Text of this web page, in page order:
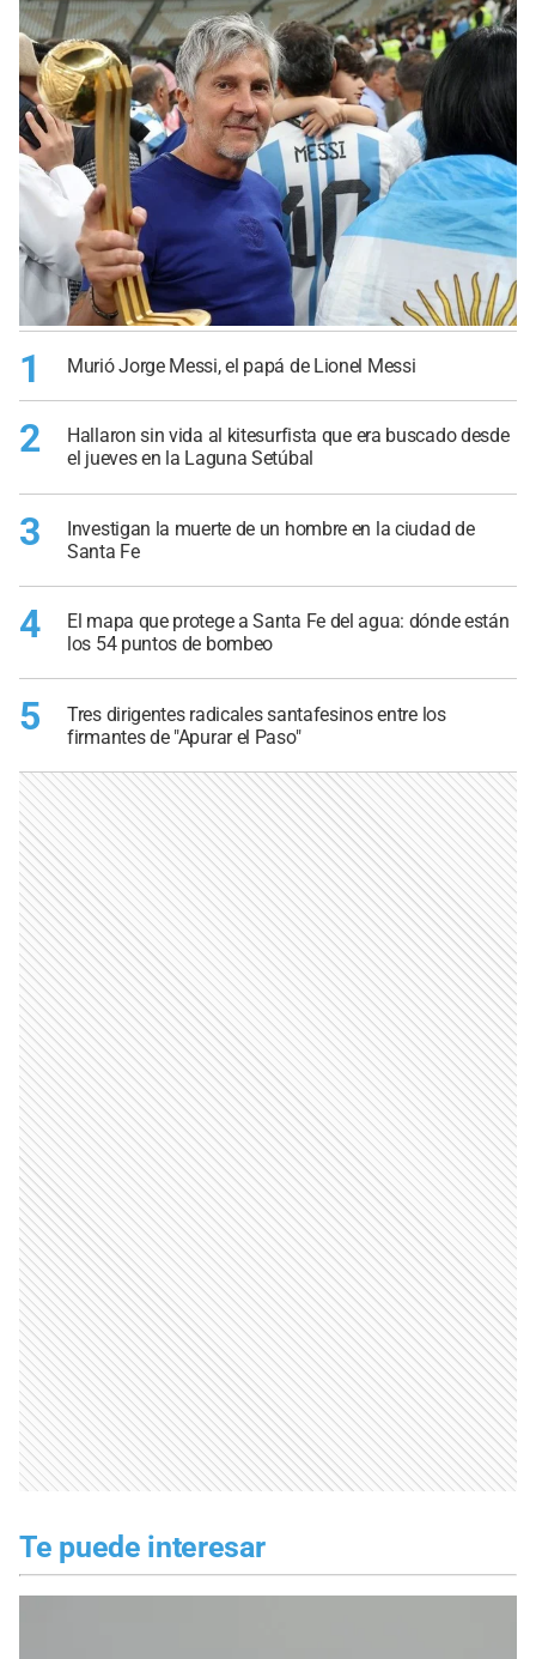
1 Murió Jorge Messi, el papá de Lionel Messi
2
Hallaron sin vida al kitesurfista que era buscado desde
el jueves en la Laguna Setúbal
3
Investigan la muerte de un hombre en la ciudad de
Santa Fe
4
El mapa que protege a Santa Fe del agua: dónde están
los 54 puntos de bombeo
5
Tres dirigentes radicales santafesinos entre los
firmantes de "Apurar el Paso"
Te puede interesar